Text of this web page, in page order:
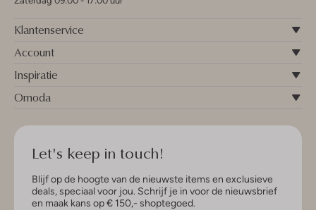
Klantenservice
Account
Inspiratie
Omoda
Let's keep in touch!
Blijf op de hoogte van de nieuwste items en exclusieve
deals, speciaal voor jou. Schrijf je in voor de nieuwsbrief
en maak kans op € 150,- shoptegoed.